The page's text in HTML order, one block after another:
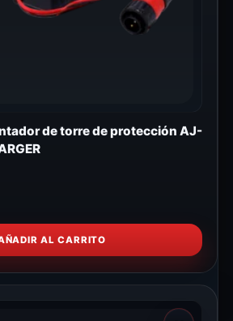
de torre de protección AJ-
AL CARRITO